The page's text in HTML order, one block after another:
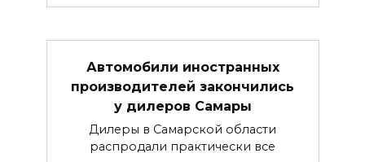
Автомобили иностранных
производителей закончились
у дилеров Самары
Дилеры в Самарской области
распродали практически все